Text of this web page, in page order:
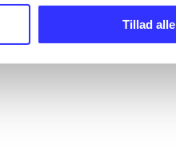
Tillad alle